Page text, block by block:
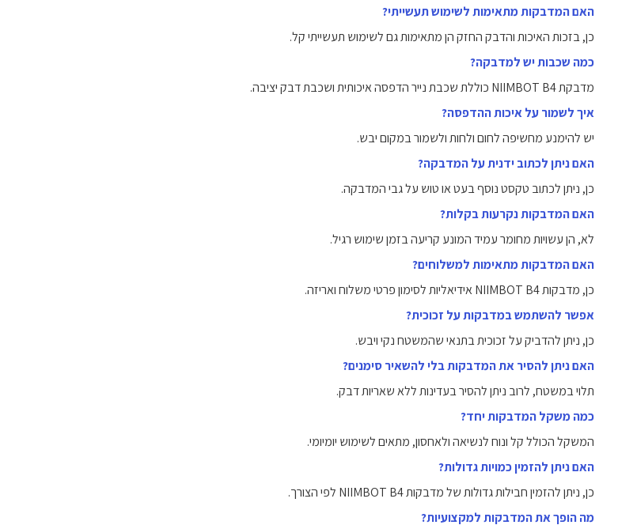
האם המדבקות מתאימות לשימוש תעשייתי?
כן, בזכות האיכות והדבק החזק הן מתאימות גם לשימוש תעשייתי קל.
כמה שכבות יש למדבקה?
מדבקת NIIMBOT B4 כוללת שכבת נייר הדפסה איכותית ושכבת דבק יציבה.
איך לשמור על איכות ההדפסה?
יש להימנע מחשיפה לחום ולחות ולשמור במקום יבש.
האם ניתן לכתוב ידנית על המדבקה?
כן, ניתן לכתוב טקסט נוסף בעט או טוש על גבי המדבקה.
האם המדבקות נקרעות בקלות?
לא, הן עשויות מחומר עמיד המונע קריעה בזמן שימוש רגיל.
האם המדבקות מתאימות למשלוחים?
כן, מדבקות NIIMBOT B4 אידיאליות לסימון פרטי משלוח ואריזה.
אפשר להשתמש במדבקות על זכוכית?
כן, ניתן להדביק על זכוכית בתנאי שהמשטח נקי ויבש.
האם ניתן להסיר את המדבקות בלי להשאיר סימנים?
תלוי במשטח, לרוב ניתן להסיר בעדינות ללא שאריות דבק.
כמה משקל המדבקות יחד?
המשקל הכולל קל ונוח לנשיאה ולאחסון, מתאים לשימוש יומיומי.
האם ניתן להזמין כמויות גדולות?
כן, ניתן להזמין חבילות גדולות של מדבקות NIIMBOT B4 לפי הצורך.
מה הופך את המדבקות למקצועיות?